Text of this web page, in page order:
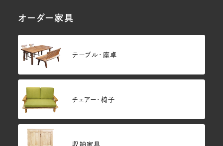
オーダー家具
テーブル・座卓
チェアー・椅子
収納家具